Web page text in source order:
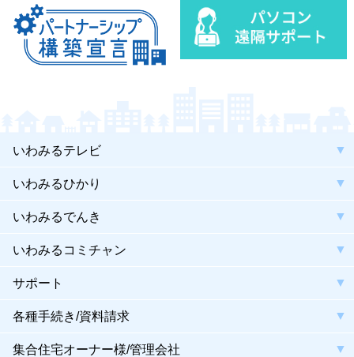
いわみるテレビ
いわみるひかり
いわみるでんき
いわみるコミチャン
サポート
各種手続き/資料請求
集合住宅オーナー様/管理会社